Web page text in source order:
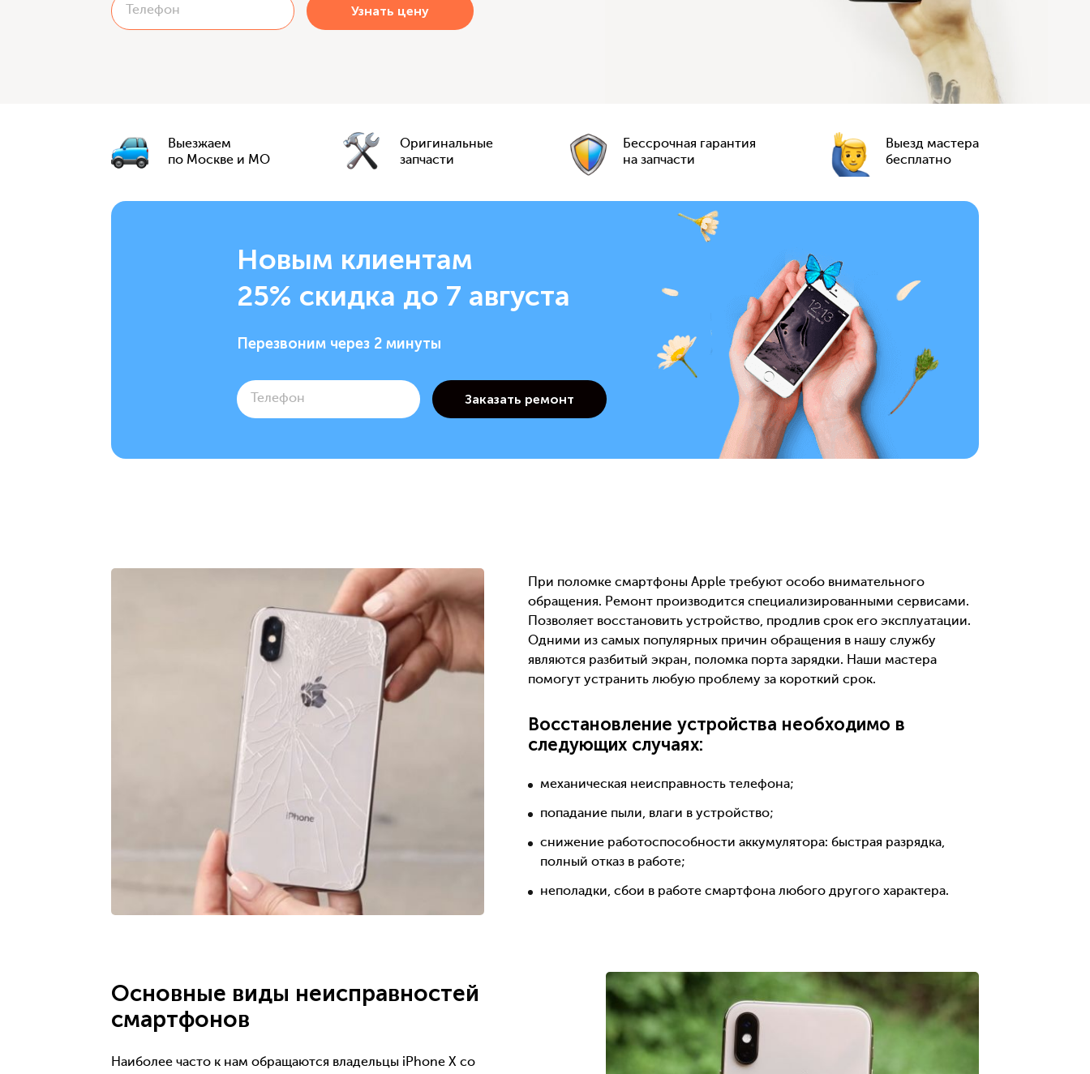
Выезжаем
по Москве и МО
Оригинальные
запчасти
Бессрочная гарантия
на запчасти
Выезд мастера
бесплатно
Новым клиентам
25% скидка до 7 августа
Перезвоним через 2 минуты
При поломке смартфоны Apple требуют особо внимательного
обращения. Ремонт производится специализированными сервисами.
Позволяет восстановить устройство, продлив срок его эксплуатации.
Одними из самых популярных причин обращения в нашу службу
являются разбитый экран, поломка порта зарядки. Наши мастера
помогут устранить любую проблему за короткий срок.
Восстановление устройства необходимо в
следующих случаях:
механическая неисправность телефона;
попадание пыли, влаги в устройство;
снижение работоспособности аккумулятора: быстрая разрядка,
полный отказ в работе;
неполадки, сбои в работе смартфона любого другого характера.
Основные виды неисправностей
смартфонов
Наиболее часто к нам обращаются владельцы iPhone X со